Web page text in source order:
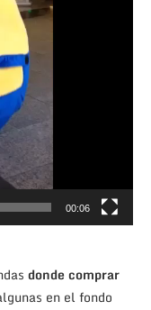
00:06
donde comprar
en el fondo